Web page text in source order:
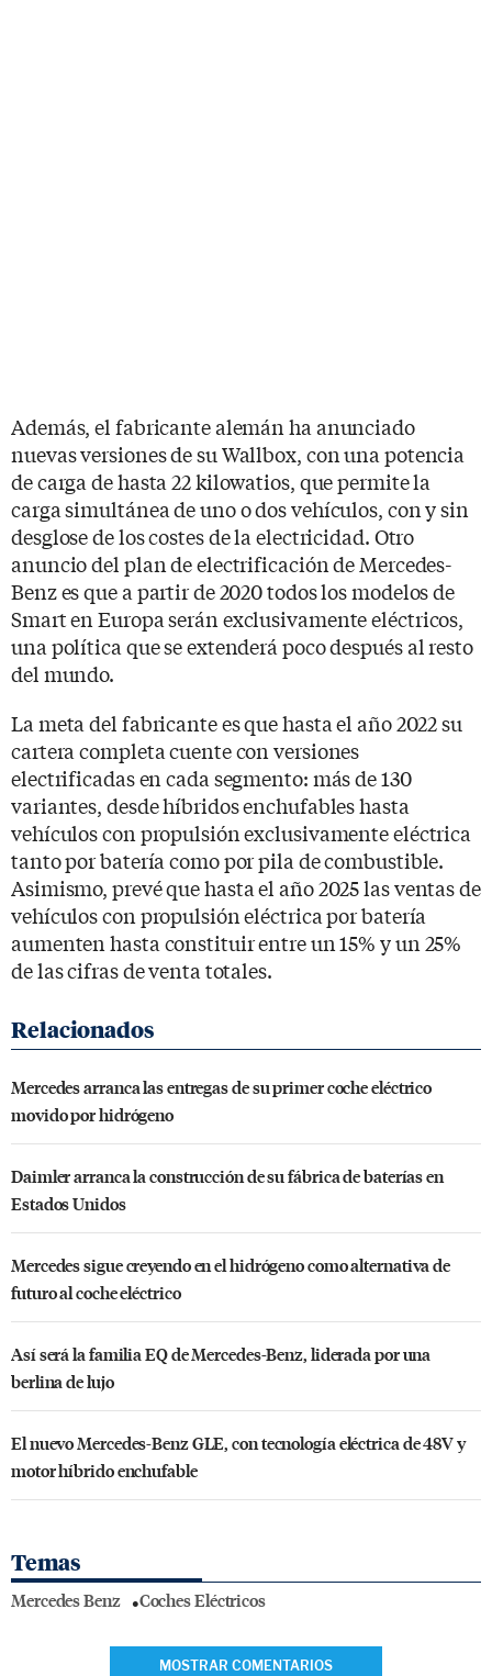
Además, el fabricante alemán ha anunciado
nuevas versiones de su Wallbox, con una potencia
de carga de hasta 22 kilowatios, que permite la
carga simultánea de uno o dos vehículos, con y sin
desglose de los costes de la electricidad. Otro
anuncio del plan de electrificación de Mercedes-
Benz es que a partir de 2020 todos los modelos de
Smart en Europa serán exclusivamente eléctricos,
una política que se extenderá poco después al resto
del mundo.
La meta del fabricante es que hasta el año 2022 su
cartera completa cuente con versiones
electrificadas en cada segmento: más de 130
variantes, desde híbridos enchufables hasta
vehículos con propulsión exclusivamente eléctrica
tanto por batería como por pila de combustible.
Asimismo, prevé que hasta el año 2025 las ventas de
vehículos con propulsión eléctrica por batería
aumenten hasta constituir entre un 15% y un 25%
de las cifras de venta totales.
Mercedes arranca las entregas de su primer coche eléctrico
movido por hidrógeno
Daimler arranca la construcción de su fábrica de baterías en
Estados Unidos
Mercedes sigue creyendo en el hidrógeno como alternativa de
futuro al coche eléctrico
Así será la familia EQ de Mercedes-Benz, liderada por una
berlina de lujo
El nuevo Mercedes-Benz GLE, con tecnología eléctrica de 48V y
motor híbrido enchufable
Temas
Mercedes Benz Coches Eléctricos
MOSTRAR COMENTARIOS